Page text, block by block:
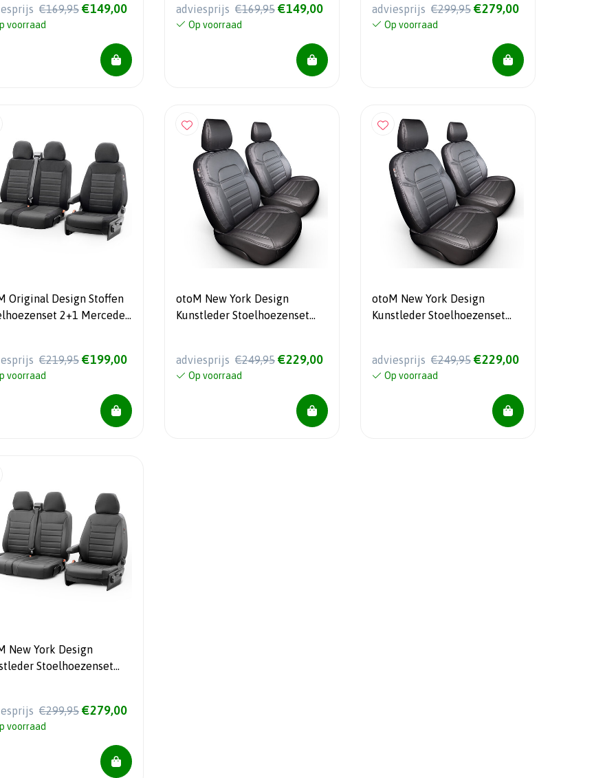
€169,95 €149,00
voorraad
adviesprijs €169,95 €149,00
Op voorraad
adviesprijs €299,95 €279,00
Op voorraad
Original Design Stoffen
2+1 Mercedes
€219,95 €199,00
voorraad
otoM New York Design
Kunstleder Stoelhoezenset
adviesprijs €249,95 €229,00
Op voorraad
otoM New York Design
Kunstleder Stoelhoezenset
adviesprijs €249,95 €229,00
Op voorraad
New York Design
Stoelhoezenset
€299,95 €279,00
voorraad